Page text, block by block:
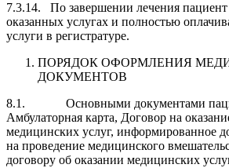
7.3.14. По завершении лечения
оказанных услугах и полностью
услуги в регистратуре.
ПОРЯДОК ОФОРМЛЕНИЯ
ДОКУМЕНТОВ
8.1. Основными документами
Амбулаторная карта, Договор на
медицинских услуг, информированное
на проведение медицинского
договору об оказании медицинских